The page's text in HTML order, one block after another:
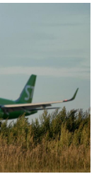
наземное
к отправке в
S7